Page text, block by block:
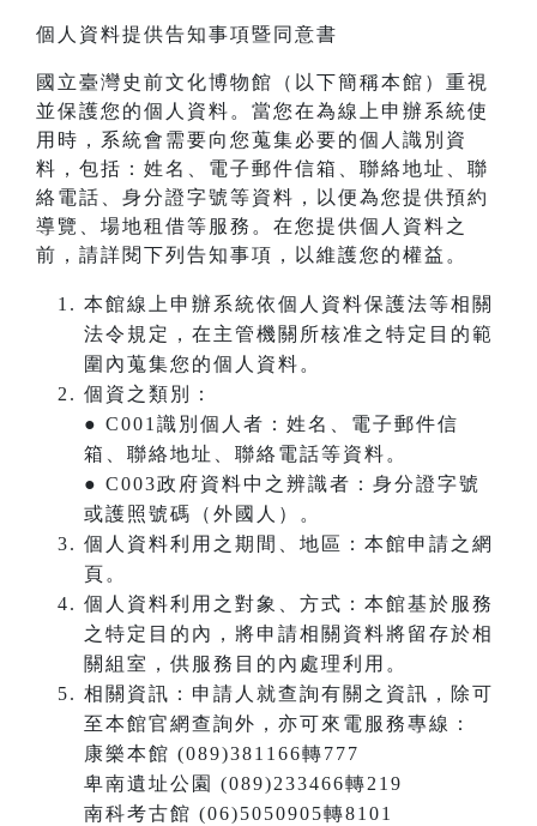
個人資料提供告知事項暨同意書
國立臺灣史前文化博物館（以下簡稱本館）重視
並保護您的個人資料。當您在為線上申辦系統使
用時，系統會需要向您蒐集必要的個人識別資
料，包括：姓名、電子郵件信箱、聯絡地址、聯
絡電話、身分證字號等資料，以便為您提供預約
導覽、場地租借等服務。在您提供個人資料之
前，請詳閱下列告知事項，以維護您的權益。
本館線上申辦系統依個人資料保護法等相關
法令規定，在主管機關所核准之特定目的範
圍內蒐集您的個人資料。
個資之類別：
● C001識別個人者：姓名、電子郵件信
箱、聯絡地址、聯絡電話等資料。
● C003政府資料中之辨識者：身分證字號
或護照號碼（外國人）。
個人資料利用之期間、地區：本館申請之網
頁。
個人資料利用之對象、方式：本館基於服務
之特定目的內，將申請相關資料將留存於相
關組室，供服務目的內處理利用。
相關資訊：申請人就查詢有關之資訊，除可
至本館官網查詢外，亦可來電服務專線：
康樂本館 (089)381166轉777
卑南遺址公園 (089)233466轉219
南科考古館 (06)5050905轉8101